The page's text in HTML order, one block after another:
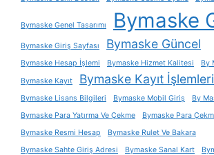
Bymaske Genel Tasarımı Bymaske
Bymaske Giriş Sayfası Bymaske Güncel
Bymaske Hesap İşlemi Bymaske Hizmet Kalitesi
By
Bymaske Kayıt
Bymaske Kayıt İşlemleri
Bymaske Lisans Bilgileri Bymaske Mobil Giriş
By
Bymaske Para Yatırma Ve Çekme
Bymaske Para
Bymaske Resmi Hesap
Bymaske Rulet Ve Bakara
Bymaske Sahte Giriş Adresi
Bymaske Sanal Kart